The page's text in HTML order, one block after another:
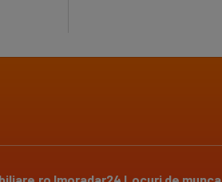
Imoradar24 Locuri de munca